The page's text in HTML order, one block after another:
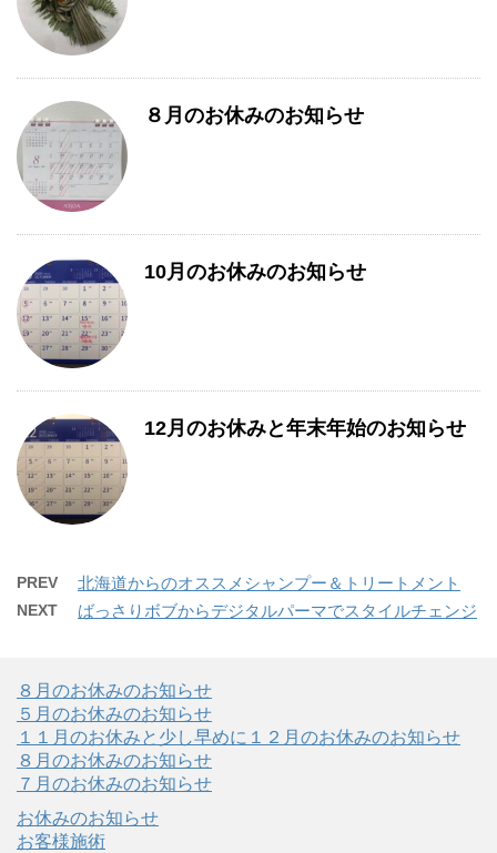
８月のお休みのお知らせ
10月のお休みのお知らせ
12月のお休みと年末年始のお知らせ
PREV 北海道からのオススメシャンプー＆トリートメント
NEXT ばっさりボブからデジタルパーマでスタイルチェンジ
８月のお休みのお知らせ
５月のお休みのお知らせ
１１月のお休みと少し早めに１２月のお休みのお知らせ
８月のお休みのお知らせ
７月のお休みのお知らせ
お休みのお知らせ
お客様施術